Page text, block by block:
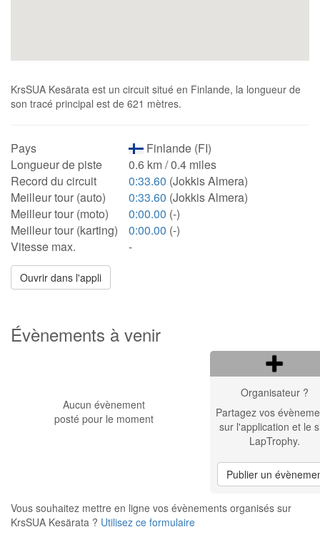
KrsSUA Kesärata est un circuit situé en Finlande, la longueur de
son tracé principal est de 621 mètres.
Pays
Finlande (FI)
Longueur de piste
0.6 km / 0.4 miles
Record du circuit
0:33.60 (Jokkis Almera)
Meilleur tour (auto)
0:33.60 (Jokkis Almera)
Meilleur tour (moto)
0:00.00 (-)
Meilleur tour (karting)
0:00.00 (-)
Vitesse max.
-
Ouvrir dans l'appli
Évènements à venir
Aucun évènement
posté pour le moment
Organisateur ?
Partagez vos
sur l'application et le
LapTrophy.
Publier un
Vous souhaitez mettre en ligne vos évènements organisés sur
KrsSUA Kesärata ? Utilisez ce formulaire